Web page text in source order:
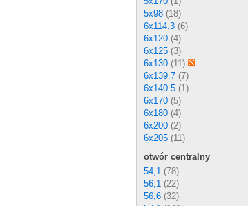
5x98 (18)
6x114.3 (6)
6x120 (4)
6x125 (3)
6x130 (11)
6x139.7 (7)
6x140.5 (1)
6x170 (5)
6x180 (4)
6x200 (2)
6x205 (11)
otwór centralny
54,1 (78)
56,1 (22)
56,6 (32)